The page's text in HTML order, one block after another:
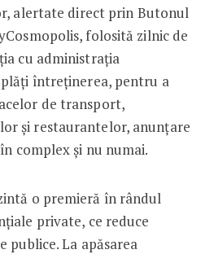
alertate direct prin Butonul
folosită zilnic de
cu administrația
întreținerea, pentru a
de transport,
și restaurantelor, anunțare
complex și nu numai.
o premieră în rândul
private, ce reduce
publice. La apăsarea